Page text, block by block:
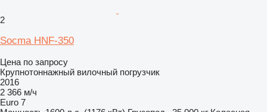
2
Socma HNF-350
Цена по запросу
Крупнотоннажный вилочный погрузчик
2016
2 366 м/ч
Euro 7